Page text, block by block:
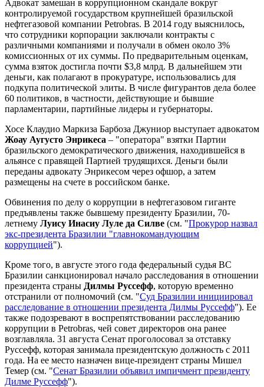
Адвокат замешан в коррупционном скандале вокруг
контролируемой государством крупнейшей бразильской
нефтегазовой компании Petrobras. В 2014 году выяснилось,
что сотрудники корпорации заключали контракты с
различными компаниями и получали в обмен около 3%
комиссионных от их суммы. По предварительным оценкам,
сумма взяток достигла почти $3,8 млрд. В дальнейшем эти
деньги, как полагают в прокуратуре, использовались для
подкупа политической элиты. В числе фигурантов дела более
60 политиков, в частности, действующие и бывшие
парламентарии, партийные лидеры и губернаторы.
Хосе Клаудио Маркиза Барбоза Джуниор выступает адвокатом
Жоау Аугусто Энрикеса – "оператора" взятки Партии
бразильского демократического движения, находившейся в
альянсе с правящей Партией трудящихся. Деньги были
переданы адвокату Энрикесом через офшор, а затем
размещены на счете в российском банке.
Обвинения по делу о коррупции в нефтегазовом гиганте
предъявлены также бывшему президенту Бразилии, 70-
летнему Луису Инасиу Луле да Силве (см. "Прокурор назвал
экс-президента Бразилии "главнокомандующим
коррупцией").
Кроме того, в августе этого года федеральный судья ВС
Бразилии санкционировал начало расследования в отношении
президента страны Дилмы Руссефф, которую временно
отстранили от полномочий (см. "Суд Бразилии инициировал
расследование в отношении президента Дилмы Руссефф"). Ее
также подозревают в воспрепятствовании расследованию
коррупции в Petrobras, чей совет директоров она ранее
возглавляла. 31 августа Сенат проголосовал за отставку
Руссефф, которая занимала президентскую должность с 2011
года. На ее место назначен вице-президент страны Мишел
Темер (см. "Сенат Бразилии объявил импичмент президенту
Дилме Руссефф").